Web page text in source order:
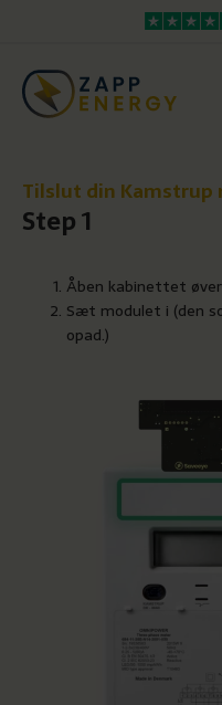
Tilslut din Kamstrup
Step 1
Åben kabinettet
Sæt modulet i (den
opad.)